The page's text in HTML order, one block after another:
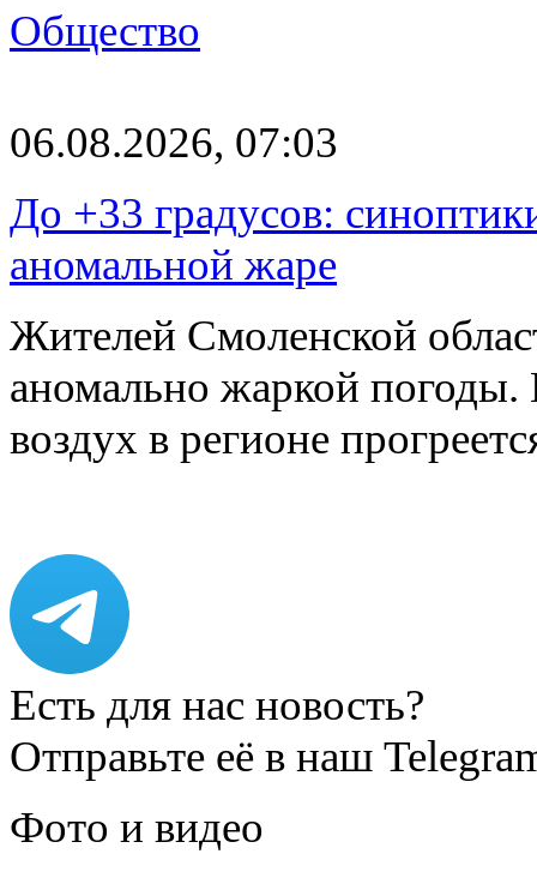
Общество
06.08.2026, 07:03
До +33 градусов:
аномальной жаре
Жителей Смоленской
аномально жаркой погоды.
воздух в регионе
Есть для нас новость?
Отправьте её в наш
Фото и видео